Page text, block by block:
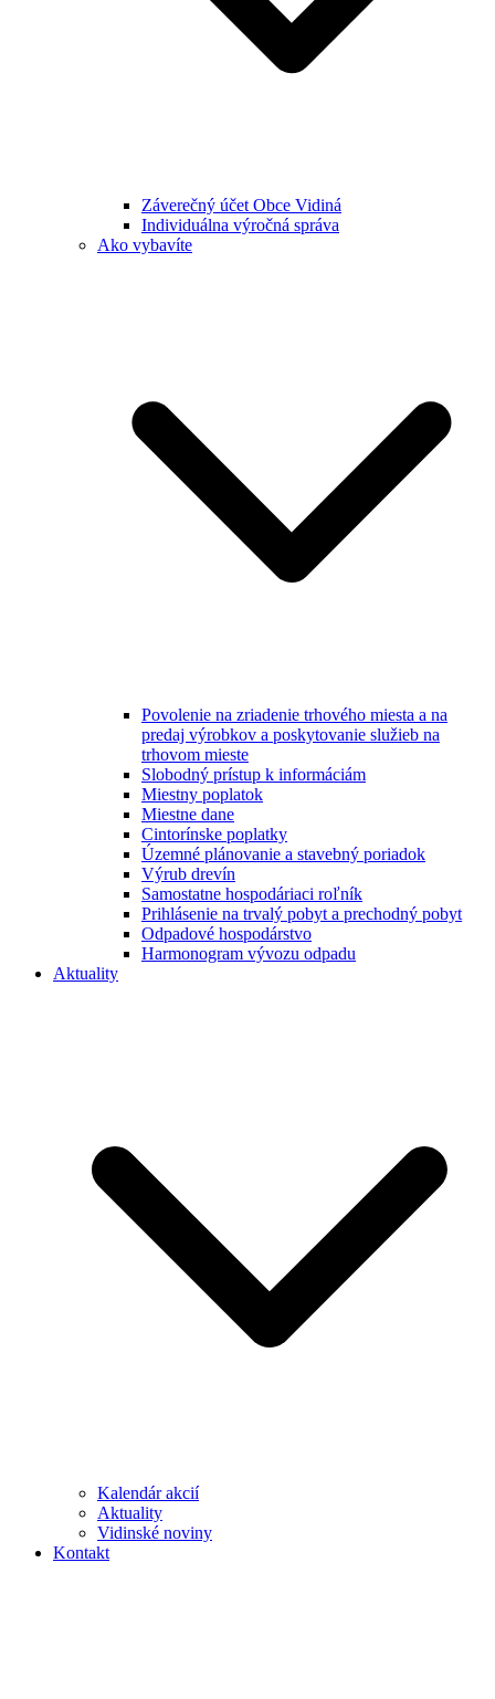
Záverečný účet Obce Vidiná
Individuálna výročná správa
Ako vybavíte
Povolenie na zriadenie trhového miesta a na
predaj výrobkov a poskytovanie služieb na
trhovom mieste
Slobodný prístup k informáciám
Miestny poplatok
Miestne dane
Cintorínske poplatky
Územné plánovanie a stavebný poriadok
Výrub drevín
Samostatne hospodáriaci roľník
Prihlásenie na trvalý pobyt a prechodný pobyt
Odpadové hospodárstvo
Harmonogram vývozu odpadu
Aktuality
Kalendár akcií
Aktuality
Vidinské noviny
Kontakt